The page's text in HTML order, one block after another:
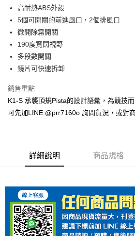
每筆NT$60，滿NT$1,000(含以上)免運費
宅配
每筆NT$100，滿NT$1,000(含以上)免運費
高耐熱ABS外殼
5個可開關的前進風口，2個排風口
微開除霧開關
190度寬闊視野
多段數開關
鏡片可快速拆卸
銷售重點
K1-S 承襲頂規Pista的設計語彙，為競技
可先加LINE:@prr7160o 詢問貨況，或對
詳細說明 商品規格